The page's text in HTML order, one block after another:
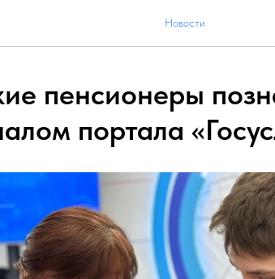
Новости
пенсионеры
портала